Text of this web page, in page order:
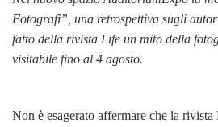
Fotografi”, una retrospettiva sugli
fatto della rivista Life un mito della
visitabile fino al 4 agosto.
Non è esagerato affermare che la